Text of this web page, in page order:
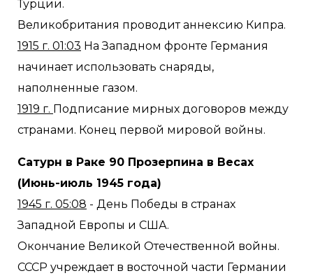
Турции.
Великобритания проводит аннексию Кипра.
1915 г. 01:03 На Западном фронте Германия
начинает использовать снаряды,
наполненные газом.
1919 г. Подписание мирных договоров между
странами. Конец первой мировой войны.
Сатурн в Раке 90 Прозерпина в Весах
(Июнь-июль 1945 года)
1945 г. 05:08 - День Победы в странах
Западной Европы и США.
Окончание Великой Отечественной войны.
СССР учреждает в восточной части Германии